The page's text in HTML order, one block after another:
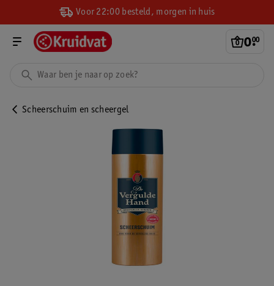
Voor 22:00 besteld, morgen in huis
0.
00
Scheerschuim en scheergel